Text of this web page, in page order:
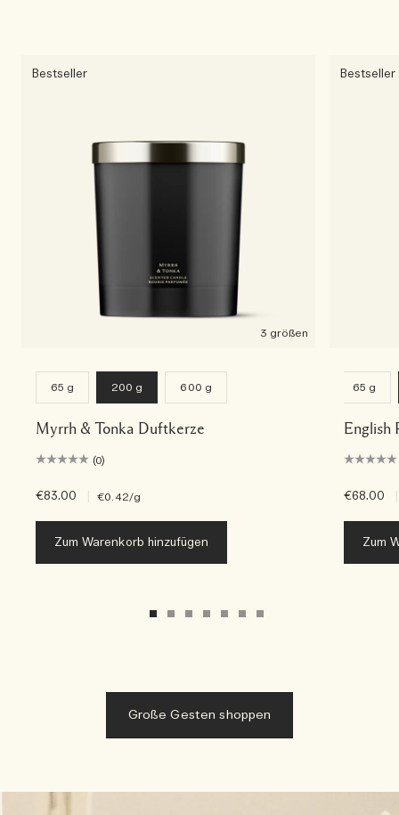
Bestseller
3 größen
65 g 200 g 600 g
Myrrh & Tonka Duftkerze
(0)
€83.00 €0.42/g
Zum Warenkorb hinzufügen
Bestseller
65 g
English
€68.00
Zum
Große Gesten shoppen